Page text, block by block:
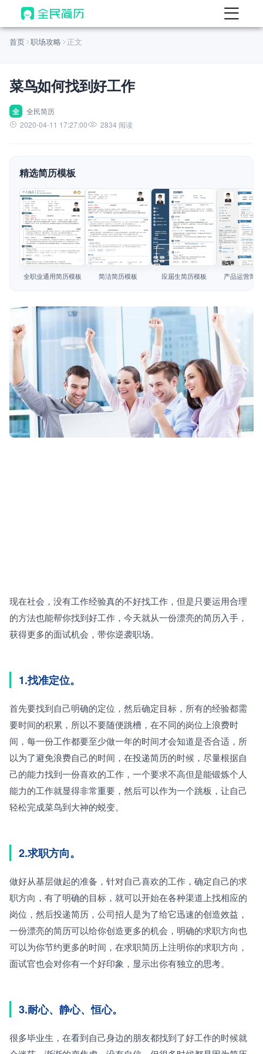
首页
AI 生成简历
AI 优化简历
AI 翻译简历
AI 模拟面试
面试自我介绍
AI 职场工具 New
简历模板
简历教程
首页 职场攻略 正文
菜鸟如何找到好工作
全
全民简历
2020-04-11 17:27:00
2834 阅读
精选简历模板
查看模板
全职业通用简历模板
查看模板
简洁简历模板
查看模板
应届生简历模板
查看模板
产品运营简
现在社会，没有工作经验真的不好找工作，但是只要运用合理
的方法也能帮你找到好工作，今天就从一份漂亮的简历入手，
获得更多的面试机会，带你逆袭职场。
1.找准定位。
首先要找到自己明确的定位，然后确定目标，所有的经验都需
要时间的积累，所以不要随便跳槽，在不同的岗位上浪费时
间，每一份工作都要至少做一年的时间才会知道是否合适，所
以为了避免浪费自己的时间，在投递简历的时候，尽量根据自
己的能力找到一份喜欢的工作，一个要求不高但是能锻炼个人
能力的工作就显得非常重要，然后可以作为一个跳板，让自己
轻松完成菜鸟到大神的蜕变。
2.求职方向。
做好从基层做起的准备，针对自己喜欢的工作，确定自己的求
职方向，有了明确的目标，就可以开始在各种渠道上找相应的
岗位，然后投递简历，公司招人是为了给它迅速的创造效益，
一份漂亮的简历可以给你创造更多的机会，明确的求职方向也
可以为你节约更多的时间，在求职简历上注明你的求职方向，
面试官也会对你有一个好印象，显示出你有独立的思考。
3.耐心、静心、恒心。
很多毕业生，在看到自己身边的朋友都找到了好工作的时候就